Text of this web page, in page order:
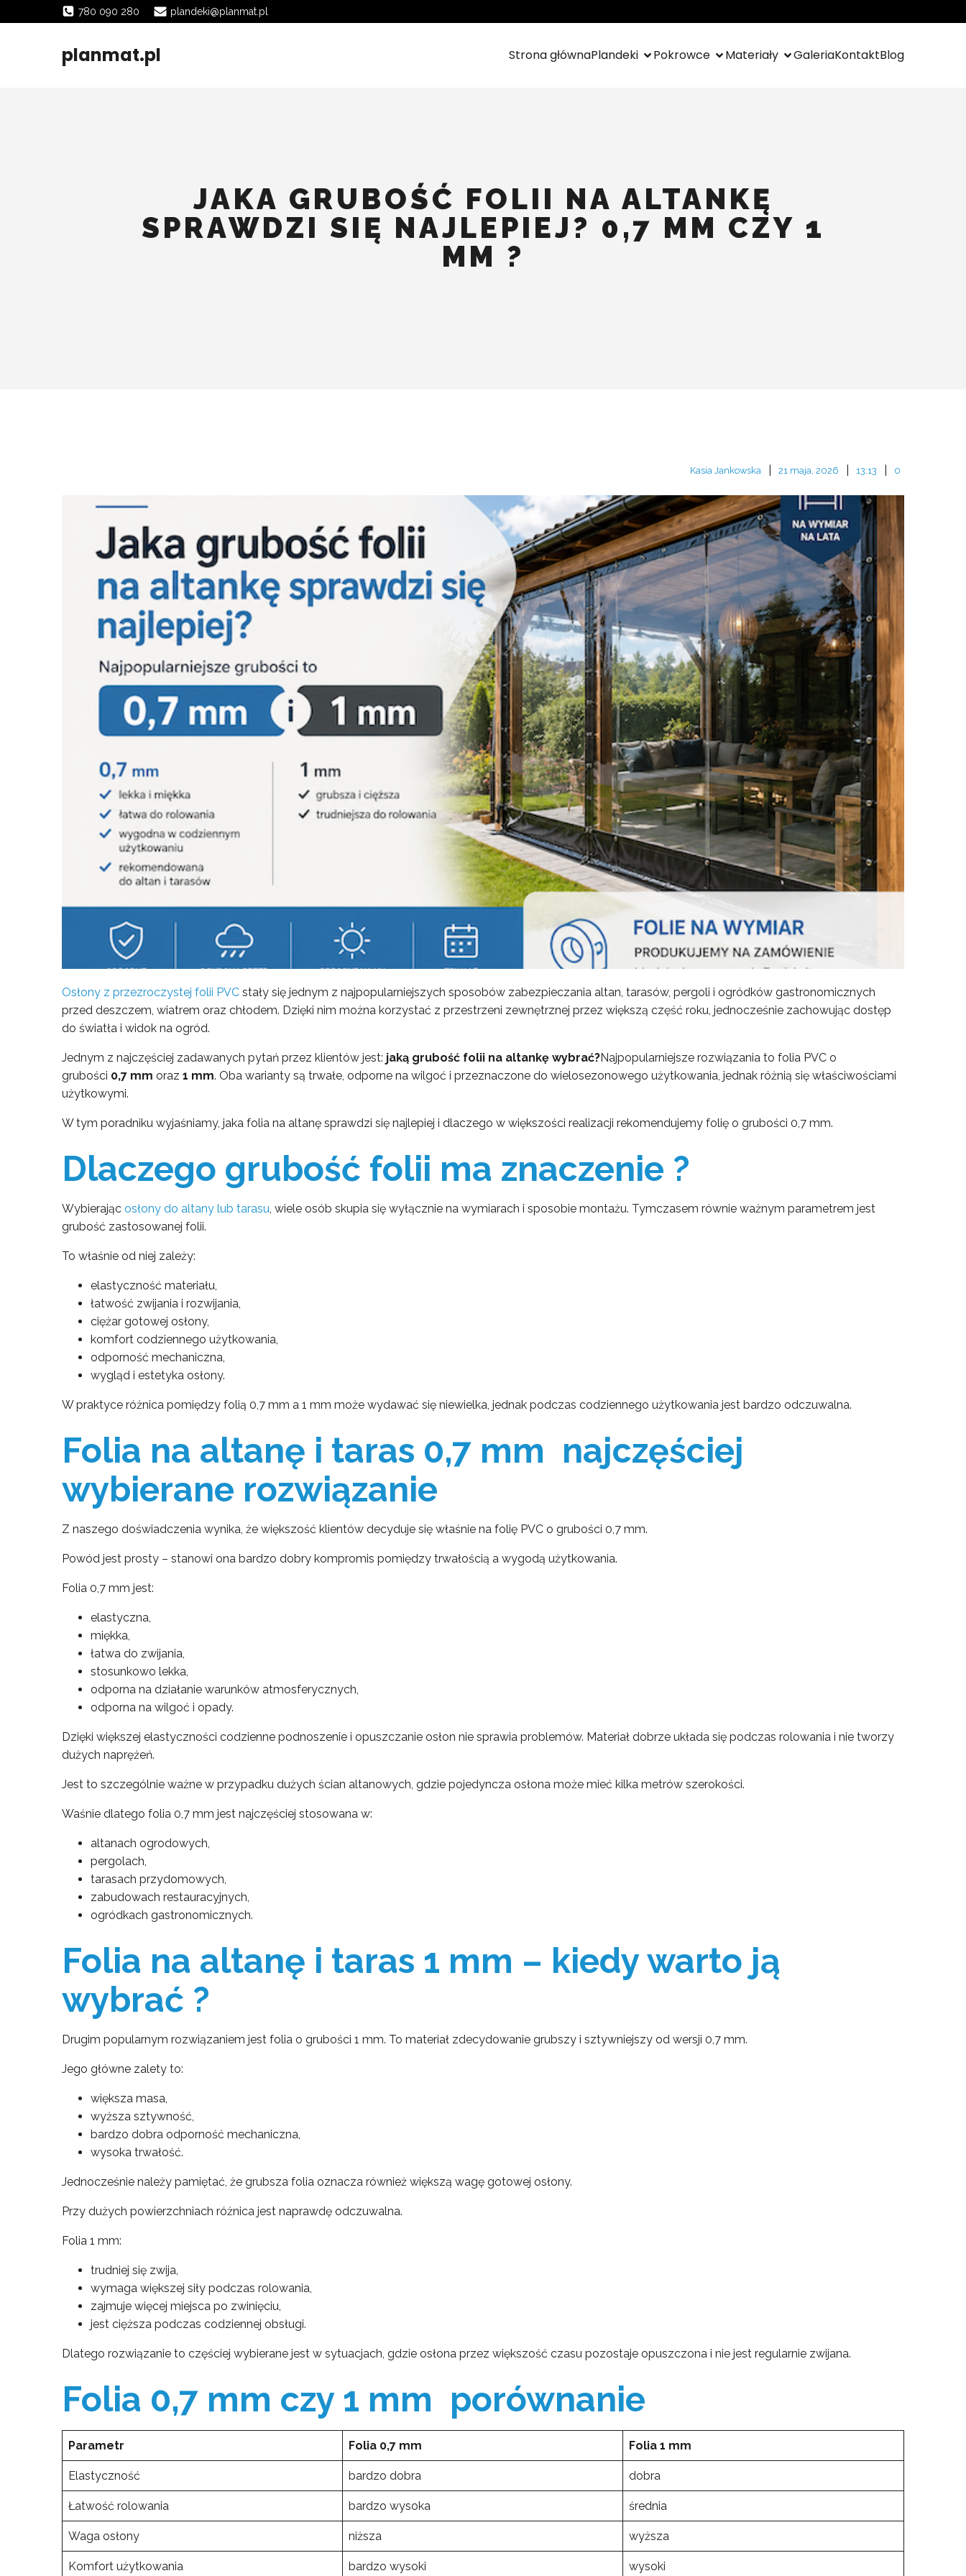
780 090 280 plandeki@planmat.pl
planmat.pl Strona głównaPlandeki Pokrowce Materiały GaleriaKontaktBlog
JAKA GRUBOŚĆ FOLII NA ALTANKĘ
SPRAWDZI SIĘ NAJLEPIEJ? 0,7 MM CZY 1
MM ?
Kasia Jankowska 21 maja, 2026 13:13 0
Osłony z przezroczystej folii PVC stały się jednym z najpopularniejszych sposobów zabezpieczania altan, tarasów, pergoli i ogródków gastronomicznych
przed deszczem, wiatrem oraz chłodem. Dzięki nim można korzystać z przestrzeni zewnętrznej przez większą część roku, jednocześnie zachowując dostęp
do światła i widok na ogród.
Jednym z najczęściej zadawanych pytań przez klientów jest: jaką grubość folii na altankę wybrać?Najpopularniejsze rozwiązania to folia PVC o
grubości 0,7 mm oraz 1 mm. Oba warianty są trwałe, odporne na wilgoć i przeznaczone do wielosezonowego użytkowania, jednak różnią się właściwościami
użytkowymi.
W tym poradniku wyjaśniamy, jaka folia na altanę sprawdzi się najlepiej i dlaczego w większości realizacji rekomendujemy folię o grubości 0,7 mm.
Dlaczego grubość folii ma znaczenie ?
Wybierając osłony do altany lub tarasu, wiele osób skupia się wyłącznie na wymiarach i sposobie montażu. Tymczasem równie ważnym parametrem jest
grubość zastosowanej folii.
To właśnie od niej zależy:
elastyczność materiału,
łatwość zwijania i rozwijania,
ciężar gotowej osłony,
komfort codziennego użytkowania,
odporność mechaniczna,
wygląd i estetyka osłony.
W praktyce różnica pomiędzy folią 0,7 mm a 1 mm może wydawać się niewielka, jednak podczas codziennego użytkowania jest bardzo odczuwalna.
Folia na altanę i taras 0,7 mm najczęściej
wybierane rozwiązanie
Z naszego doświadczenia wynika, że większość klientów decyduje się właśnie na folię PVC o grubości 0,7 mm.
Powód jest prosty – stanowi ona bardzo dobry kompromis pomiędzy trwałością a wygodą użytkowania.
Folia 0,7 mm jest:
elastyczna,
miękka,
łatwa do zwijania,
stosunkowo lekka,
odporna na działanie warunków atmosferycznych,
odporna na wilgoć i opady.
Dzięki większej elastyczności codzienne podnoszenie i opuszczanie osłon nie sprawia problemów. Materiał dobrze układa się podczas rolowania i nie tworzy
dużych naprężeń.
Jest to szczególnie ważne w przypadku dużych ścian altanowych, gdzie pojedyncza osłona może mieć kilka metrów szerokości.
Waśnie dlatego folia 0,7 mm jest najczęściej stosowana w:
altanach ogrodowych,
pergolach,
tarasach przydomowych,
zabudowach restauracyjnych,
ogródkach gastronomicznych.
Folia na altanę i taras 1 mm – kiedy warto ją
wybrać ?
Drugim popularnym rozwiązaniem jest folia o grubości 1 mm. To materiał zdecydowanie grubszy i sztywniejszy od wersji 0,7 mm.
Jego główne zalety to:
większa masa,
wyższa sztywność,
bardzo dobra odporność mechaniczna,
wysoka trwałość.
Jednocześnie należy pamiętać, że grubsza folia oznacza również większą wagę gotowej osłony.
Przy dużych powierzchniach różnica jest naprawdę odczuwalna.
Folia 1 mm:
trudniej się zwija,
wymaga większej siły podczas rolowania,
zajmuje więcej miejsca po zwinięciu,
jest cięższa podczas codziennej obsługi.
Dlatego rozwiązanie to częściej wybierane jest w sytuacjach, gdzie osłona przez większość czasu pozostaje opuszczona i nie jest regularnie zwijana.
Folia 0,7 mm czy 1 mm porównanie
Parametr Folia 0,7 mm Folia 1 mm
Elastyczność bardzo dobra dobra
Łatwość rolowania bardzo wysoka średnia
Waga osłony niższa wyższa
Komfort użytkowania bardzo wysoki wysoki